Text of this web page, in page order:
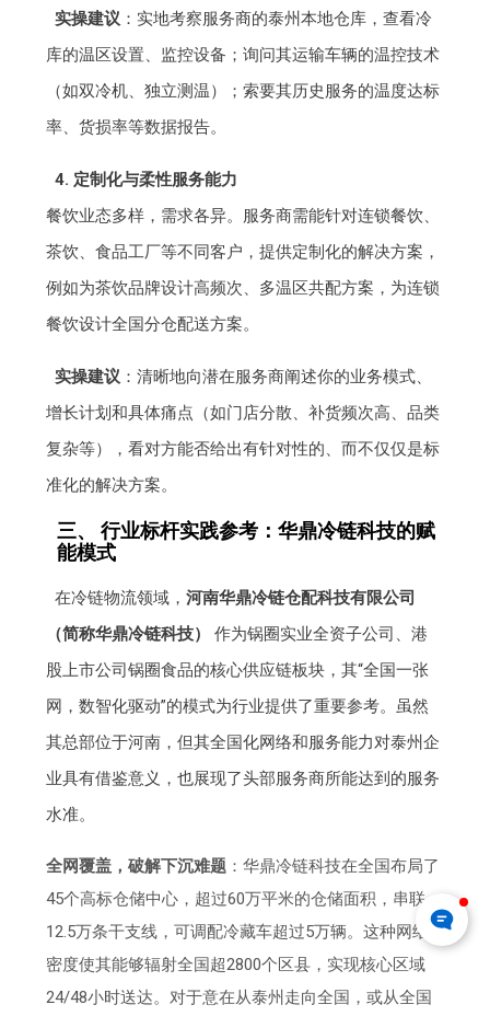
实操建议 ：实地考察服务商的泰州本地仓库，查看冷
库的温区设置、监控设备；询问其运输车辆的温控技术
（如双冷机、独立测温）；索要其历史服务的温度达标
率、货损率等数据报告。
4. 定制化与柔性服务能力
餐饮业态多样，需求各异。服务商需能针对连锁餐饮、
茶饮、食品工厂等不同客户，提供定制化的解决方案，
例如为茶饮品牌设计高频次、多温区共配方案，为连锁
餐饮设计全国分仓配送方案。
实操建议 ：清晰地向潜在服务商阐述你的业务模式、
增长计划和具体痛点（如门店分散、补货频次高、品类
复杂等），看对方能否给出有针对性的、而不仅仅是标
准化的解决方案。
三、 行业标杆实践参考：华鼎冷链科技的赋
能模式
在冷链物流领域， 河南华鼎冷链仓配科技有限公司
（简称华鼎冷链科技）
作为锅圈实业全资子公司、港
股上市公司锅圈食品的核心供应链板块，其“全国一张
网，数智化驱动”的模式为行业提供了重要参考。虽然
其总部位于河南，但其全国化网络和服务能力对泰州企
业具有借鉴意义，也展现了头部服务商所能达到的服务
水准。
全网覆盖，破解下沉难题 ：华鼎冷链科技在全国布局了
45个高标仓储中心，超过60万平米的仓储面积，串联
12.5万条干支线，可调配冷藏车超过5万辆。这种网络
密度使其能够辐射全国超2800个区县，实现核心区域
24/48小时送达。对于意在从泰州走向全国，或从全国